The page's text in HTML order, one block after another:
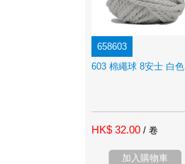
658603
603 棉繩球 8安士 白色
HK$ 32.00 / 卷
加入購物車